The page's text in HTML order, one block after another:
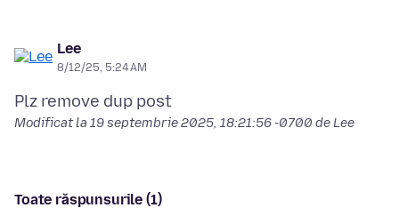
Lee
8/12/25, 5:24 AM
Modificat la 19 septembrie 2025, 18:21:56 -0700 de Lee
Toate răspunsurile (1)